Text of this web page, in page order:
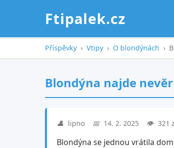
Ftipalek.cz
Příspěvky › Vtipy › O blondýnách ›
Blondýna najde
👤 lipno 📅 14. 2. 2025 👁️ 321
Blondýna se jednou vrátila